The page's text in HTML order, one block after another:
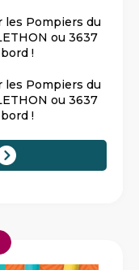
les Pompiers du
ou 3637
!
les Pompiers du
ou 3637
!